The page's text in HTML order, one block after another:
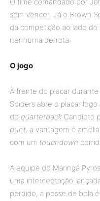
sem vencer. Já o Brown
da competição ao lado do
nenhuma derrota.
O jogo
À frente do placar
Spiders abre o placar
do quarterback Candioto
punt, a vantagem é
com um touchdown
A equipe do Maringá
uma interceptação
perdido, a posse de bola